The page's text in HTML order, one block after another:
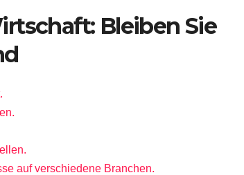
Bleiben Sie
auf verschiedene Branchen.